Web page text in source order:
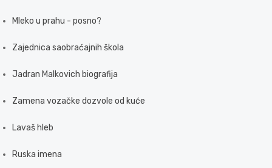
Mleko u prahu - posno?
Zajednica saobraćajnih škola
Jadran Malkovich biografija
Zamena vozačke dozvole od kuće
Lavaš hleb
Ruska imena